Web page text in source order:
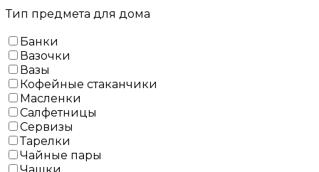
Тип предмета для дома
Банки
Вазочки
Вазы
Кофейные стаканчики
Масленки
Салфетницы
Сервизы
Тарелки
Чайные пары